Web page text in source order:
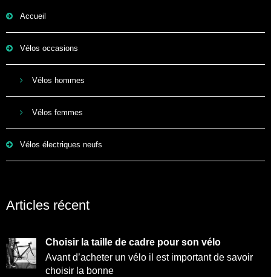
Accueil
Vélos occasions
Vélos hommes
Vélos femmes
Vélos électriques neufs
Articles récent
Choisir la taille de cadre pour son vélo
Avant d’acheter un vélo il est important de savoir
choisir la bonne